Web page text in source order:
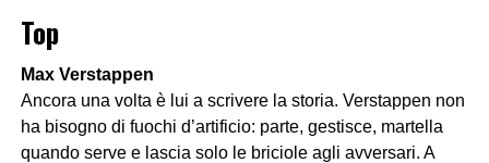
Top
Max Verstappen
Ancora una volta è lui a scrivere la storia. Verstappen non
ha bisogno di fuochi d’artificio: parte, gestisce, martella
quando serve e lascia solo le briciole agli avversari. A